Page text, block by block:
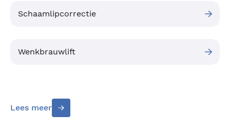
Schaamlipcorrectie
Wenkbrauwlift
Lees meer